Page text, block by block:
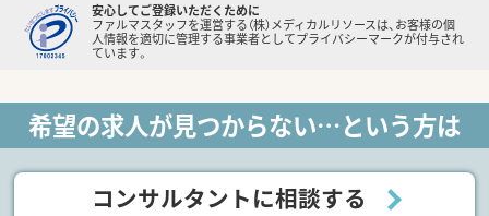
安心してご登録いただくために
ファルマスタッフを運営する（株）メディカルリソースは、お客様の個
人情報を適切に管理する事業者としてプライバシーマークが付与され
ています。
希望の求人が見つからない…という方は
コンサルタントに相談する